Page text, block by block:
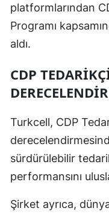
platformlarından
Programı
aldı.
CDP
Turkcell, CDP
sürdürülebilir
performansını
Şirket ayrıca,